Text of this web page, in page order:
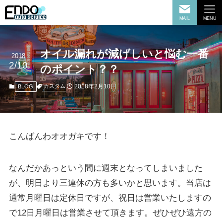
MAIL MENU
オイル漏れが減げしいと悩む一番
のポイント？？
2018
2/10
BLOG カスタム 2018年2月10日
こんばんわオオガキです！
なんだかあっという間に週末となってしまいました
が、明日より三連休の方も多いかと思います。当店は
通常月曜日は定休日ですが、祝日は営業いたしますの
で12日月曜日は営業させて頂きます。ぜひぜひ遠方の